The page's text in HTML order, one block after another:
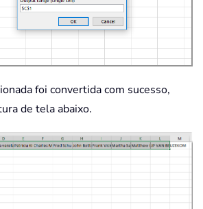
foi convertida com sucesso,
de tela abaixo.